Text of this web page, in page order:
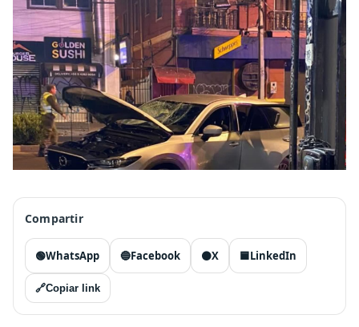
Compartir
🟢WhatsApp 🔵Facebook ⚫X 🟦LinkedIn
🔗Copiar link